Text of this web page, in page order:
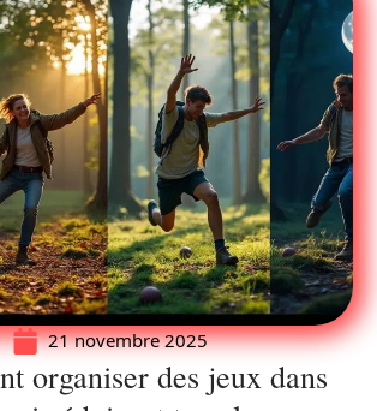
21 novembre 2025
organiser des jeux dans